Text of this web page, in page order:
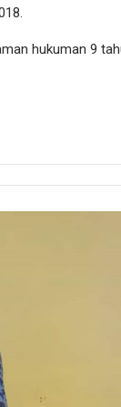
hukuman 9